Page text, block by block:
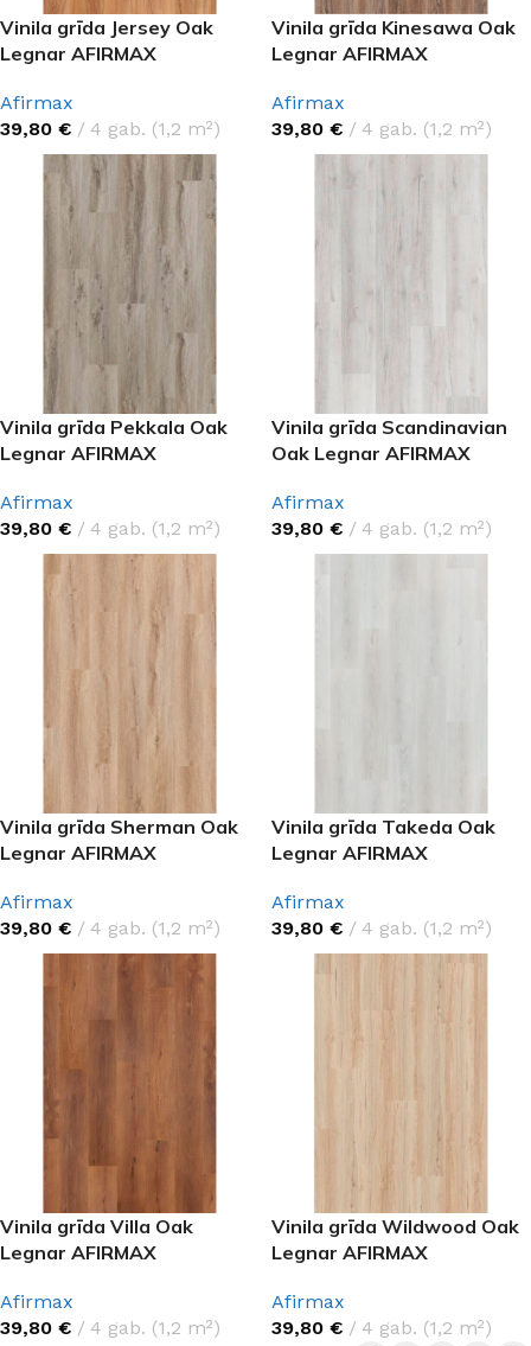
Vinila grīda Jersey Oak
Legnar AFIRMAX
Afirmax
39,80 € 4 gab. (1,2 m²)
Vinila grīda Kinesawa Oak
Legnar AFIRMAX
Afirmax
39,80 € 4 gab. (1,2 m²)
Vinila grīda Pekkala Oak
Legnar AFIRMAX
Afirmax
39,80 € 4 gab. (1,2 m²)
Vinila grīda Scandinavian
Oak Legnar AFIRMAX
Afirmax
39,80 € 4 gab. (1,2 m²)
Vinila grīda Sherman Oak
Legnar AFIRMAX
Afirmax
39,80 € 4 gab. (1,2 m²)
Vinila grīda Takeda Oak
Legnar AFIRMAX
Afirmax
39,80 € 4 gab. (1,2 m²)
Vinila grīda Villa Oak
Legnar AFIRMAX
Afirmax
39,80 € 4 gab. (1,2 m²)
Vinila grīda Wildwood Oak
Legnar AFIRMAX
Afirmax
39,80 €
4 gab. (1,2 m²)